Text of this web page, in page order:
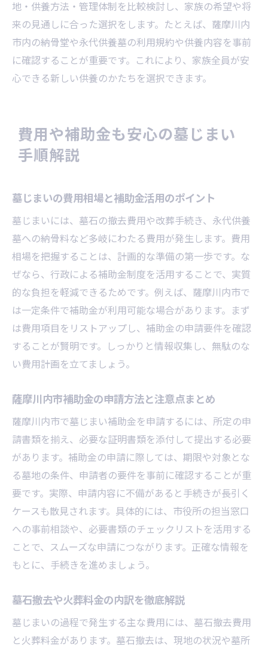
火葬・撤去費用の比較と賢い選び方
薩摩川内市で納得の墓じまいを実現する方法
墓じまいを後悔しないための事前準備と心
構え
納得できる墓じまいの流れと実践ポイント
訣
経験者の声を活かした墓じまい成功のコツ
行政や専門業者との連携の重要性について
現
地・供養方法・管理体制を比較検討し、家族の希望や将
来の見通しに合った選択をします。たとえば、薩摩川内
市内の納骨堂や永代供養墓の利用規約や供養内容を事前
に確認することが重要です。これにより、家族全員が安
心できる新しい供養のかたちを選択できます。
費用や補助金も安心の墓じまい
手順解説
墓じまいの費用相場と補助金活用のポイント
墓じまいには、墓石の撤去費用や改葬手続き、永代供養
墓への納骨料など多岐にわたる費用が発生します。費用
相場を把握することは、計画的な準備の第一歩です。な
ぜなら、行政による補助金制度を活用することで、実質
的な負担を軽減できるためです。例えば、薩摩川内市で
は一定条件で補助金が利用可能な場合があります。まず
は費用項目をリストアップし、補助金の申請要件を確認
することが賢明です。しっかりと情報収集し、無駄のな
い費用計画を立てましょう。
薩摩川内市補助金の申請方法と注意点まとめ
薩摩川内市で墓じまい補助金を申請するには、所定の申
請書類を揃え、必要な証明書類を添付して提出する必要
があります。補助金の申請に際しては、期限や対象とな
る墓地の条件、申請者の要件を事前に確認することが重
要です。実際、申請内容に不備があると手続きが長引く
ケースも散見されます。具体的には、市役所の担当窓口
への事前相談や、必要書類のチェックリストを活用する
ことで、スムーズな申請につながります。正確な情報を
もとに、手続きを進めましょう。
墓石撤去や火葬料金の内訳を徹底解説
墓じまいの過程で発生する主な費用には、墓石撤去費用
と火葬料金があります。墓石撤去は、現地の状況や墓所